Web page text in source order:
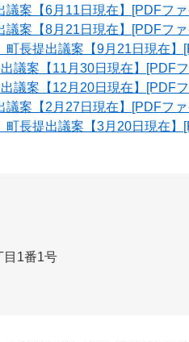
案【6月11日現在】[PDFフ
案【8月21日現在】[PDFフ
長提出議案【9月21日現在】
議案【11月30日現在】[PDF
議案【12月20日現在】[PDF
案【2月27日現在】[PDFフ
長提出議案【3月20日現在】
目1番1号